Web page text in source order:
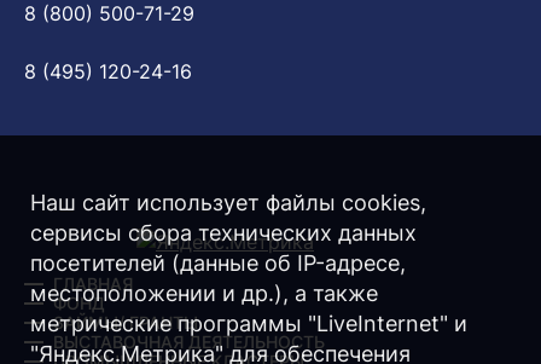
8 (800) 500-71-29
8 (495) 120-24-16
ГЛАВНАЯ
ФОНД
ЗАЙМЫ/ ГРАНТЫ
ВЫСТАВОЧНАЯ ДЕЯТЕЛЬНОСТЬ
Наш сайт использует файлы cookies,
сервисы сбора технических данных
посетителей (данные об IP-адресе,
местоположении и др.), а также
метрические программы "LiveInternet" и
"Яндекс.Метрика" для обеспечения